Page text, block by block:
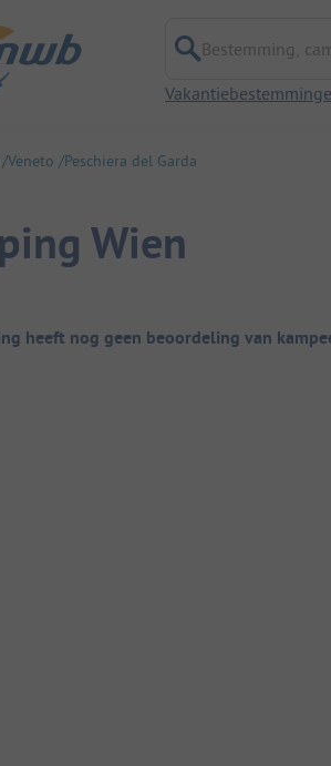
Bestemming,
Veneto Peschiera del Garda
Wien
overzicht
heeft nog geen beoordeling van